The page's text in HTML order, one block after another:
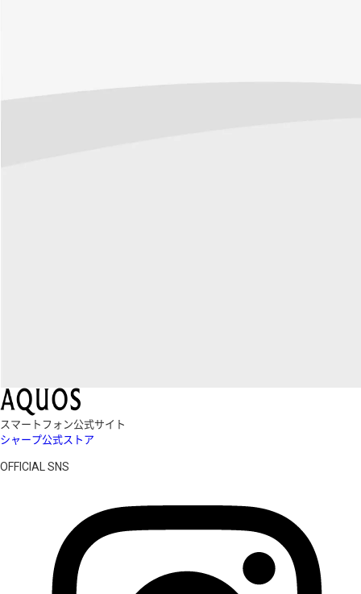
スマートフォン公式サイト
シャープ公式ストア
OFFICIAL SNS